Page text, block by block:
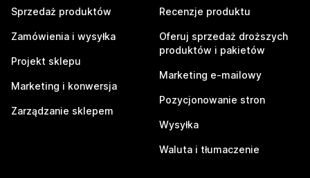
Sprzedaż produktów
Zamówienia i wysyłka
Projekt sklepu
Marketing i konwersja
Zarządzanie sklepem
Recenzje produktu
Oferuj sprzedaż droższych
produktów i pakietów
Marketing e-mailowy
Pozycjonowanie stron
Wysyłka
Waluta i tłumaczenie